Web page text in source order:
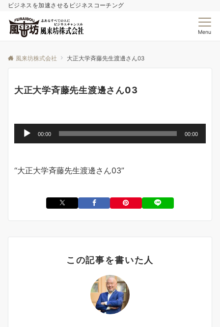
ビジネスを加速させるビジネスコーチング
Menu
風来坊株式会社 大正大学斉藤先生渡邊さん03
大正大学斉藤先生渡邊さん03
声
レ
ヤ
00:00 00:00
“大正大学斉藤先生渡邊さん03”
この記事を書いた人